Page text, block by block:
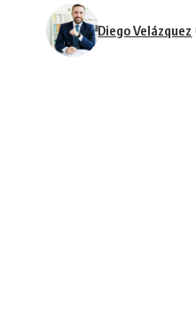
Diego Velázquez